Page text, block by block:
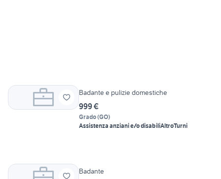
Badante e pulizie domestiche
999 €
Grado(GO)
Assistenza anziani e/o disabiliAltroTurni
Badante